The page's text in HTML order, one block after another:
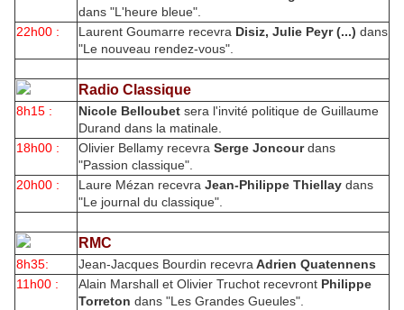
dans "L'heure bleue".
22h00 :
Laurent Goumarre recevra Disiz, Julie Peyr (...) dans
"Le nouveau rendez-vous".
Radio Classique
8h15 : Nicole Belloubet sera l'invité politique de Guillaume
Durand dans la matinale.
18h00 :
Olivier Bellamy recevra Serge Joncourdans
"Passion classique".
20h00 :
Laure Mézan recevra Jean-Philippe Thiellay dans
"Le journal du classique".
RMC
8h35: Jean-Jacques Bourdin recevra Adrien Quatennens
11h00 :
Alain Marshall et Olivier Truchot recevront Philippe
Torreton dans "Les Grandes Gueules".